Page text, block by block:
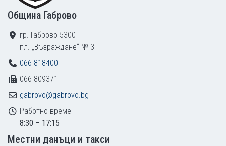
Община Габрово
гр. Габрово 5300
пл. „Възраждане“ № 3
066 818400
066 809371
gabrovo@gabrovo.bg
Работно време
8:30 – 17:15
Местни данъци и такси